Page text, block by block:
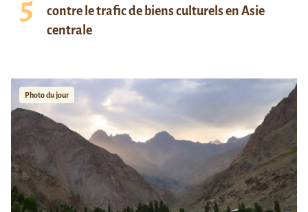
contre le trafic de biens culturels en Asie
centrale
Photo du jour